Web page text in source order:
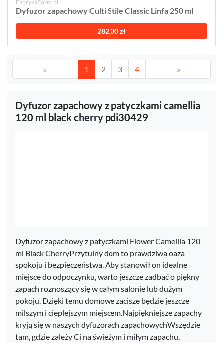
FabrykaForm.pl
Dyfuzor zapachowy Culti Stile Classic Linfa 250 ml
282,00 zł
« 1 2 3 4 »
Dyfuzor zapachowy z patyczkami camellia
120 ml black cherry pdi30429
Dyfuzor zapachowy z patyczkami Flower Camellia 120
ml Black CherryPrzytulny dom to prawdziwa oaza
spokoju i bezpieczeństwa. Aby stanowił on idealne
miejsce do odpoczynku, warto jeszcze zadbać o piękny
zapach roznoszący się w całym salonie lub dużym
pokoju. Dzięki temu domowe zacisze będzie jeszcze
milszym i cieplejszym miejscem.Najpiękniejsze zapachy
kryją się w naszych dyfuzorach zapachowychWszędzie
tam, gdzie zależy Ci na świeżym i miłym zapachu,